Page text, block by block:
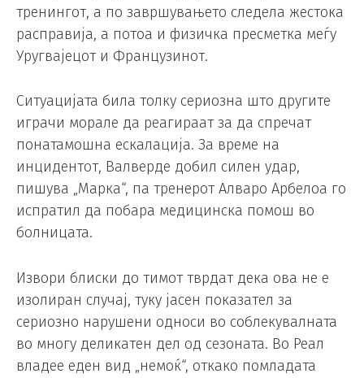
тренингот, а по завршувањето следела жестока
расправија, а потоа и физичка пресметка меѓу
Уругвајецот и Французинот.
Ситуацијата била толку сериозна што другите
играчи морале да реагираат за да спречат
понатамошна ескалација. За време на
инцидентот, Валверде добил силен удар,
пишува „Марка“, па тренерот Алваро Арбелоа го
испратил да побара медицинска помош во
болницата.
Извори блиски до тимот тврдат дека ова не е
изолиран случај, туку јасен показател за
сериозно нарушени односи во соблекувалната
во многу деликатен дел од сезоната. Во Реал
владее еден вид „немоќ“, откако помладата